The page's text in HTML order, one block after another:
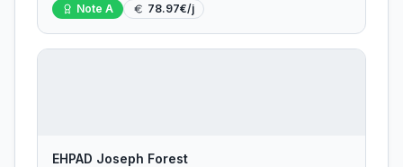
Note A 78.97€/j
EHPAD Joseph Forest